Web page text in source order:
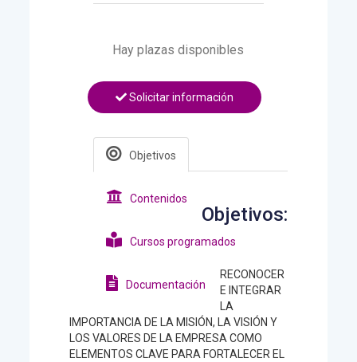
Hay plazas disponibles
Solicitar información
Objetivos
Contenidos
Cursos programados
Documentación
Objetivos:
RECONOCER
E INTEGRAR
LA
IMPORTANCIA DE LA MISIÓN, LA VISIÓN Y
LOS VALORES DE LA EMPRESA COMO
ELEMENTOS CLAVE PARA FORTALECER EL